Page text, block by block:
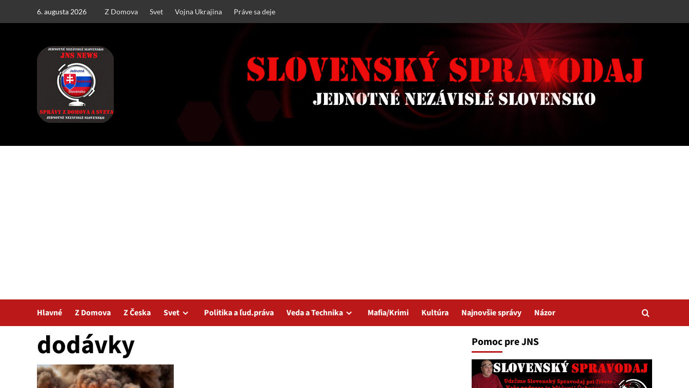
6. augusta 2026 Z Domova Svet Vojna Ukrajina Práve sa deje
Hlavné Z Domova Z Česka Svet Politika a ľud.práva Veda a Technika Mafia/Krimi Kultúra Najnovšie správy Názor
dodávky Pomoc pre JNS